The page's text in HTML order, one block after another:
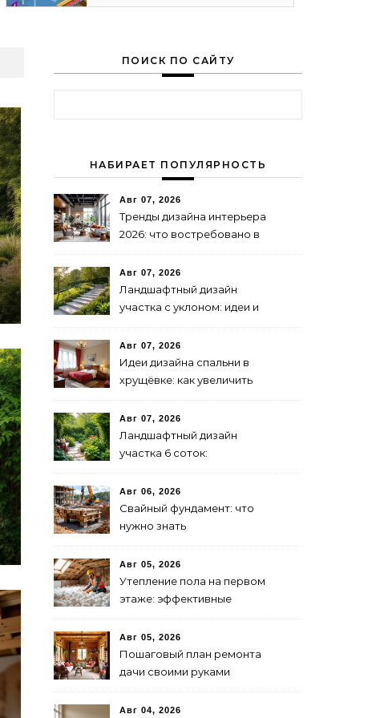
ПОИСК ПО САЙТУ
НАБИРАЕТ ПОПУЛЯРНОСТЬ
Авг 07, 2026
Тренды дизайна интерьера
2026: что востребовано в
Авг 07, 2026
Ландшафтный дизайн
участка с уклоном: идеи и
Авг 07, 2026
Идеи дизайна спальни в
хрущёвке: как увеличить
Авг 07, 2026
Ландшафтный дизайн
участка 6 соток:
Авг 06, 2026
Свайный фундамент: что
нужно знать
Авг 05, 2026
Утепление пола на первом
этаже: эффективные
Авг 05, 2026
Пошаговый план ремонта
дачи своими руками
Авг 04, 2026